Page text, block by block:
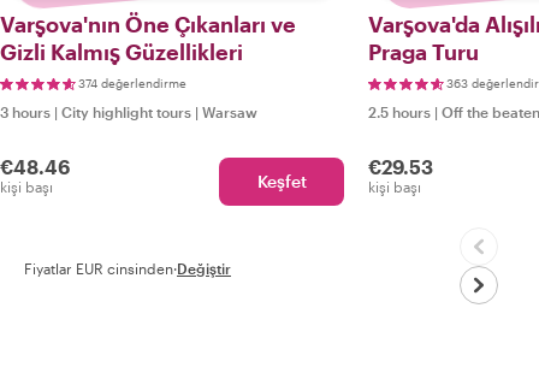
Varşova'nın Öne Çıkanları ve
Gizli Kalmış Güzellikleri
374 değerlendirme
3 hours | City highlight tours | Warsaw
€48.46
kişi başı Keşfet
Varşova'da
Praga Turu
363
2.5 hours | Off the
€29.53
kişi başı
Fiyatlar EUR cinsinden·Değiştir